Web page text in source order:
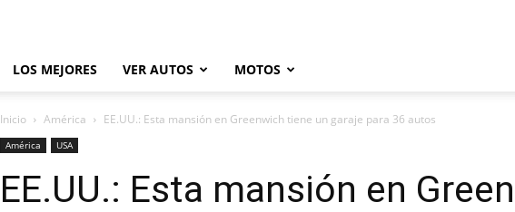
LOS MEJORES VER AUTOS MOTOS
Inicio América EE.UU.: Esta mansión en Greenwich tiene un garaje para 36 autos
América USA
EE.UU.: Esta mansión en